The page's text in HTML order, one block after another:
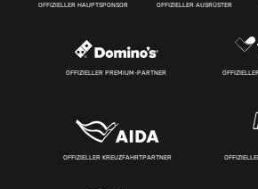
OFFIZIELLER HAUPTSPONSOR OFFIZIELLER AUSRÜSTER
OFFIZIELLER PREMIUM-PARTNER
OFFIZIELLER KREUZFAHRTPARTNER